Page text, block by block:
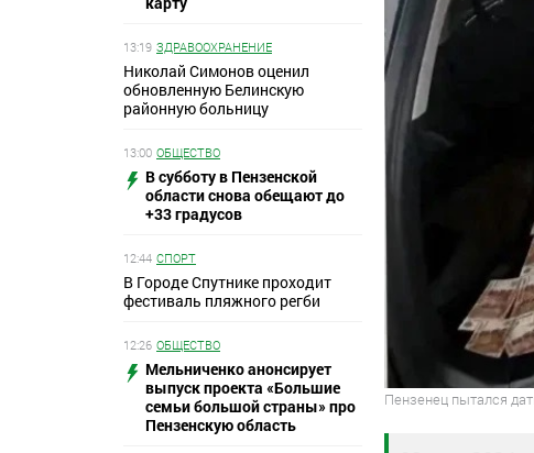
13:19 ЗДРАВООХРАНЕНИЕ
Николай Симонов оценил
обновленную Белинскую
районную больницу
13:00 ОБЩЕСТВО
В субботу в Пензенской
области снова обещают до
+33 градусов
12:44 СПОРТ
В Городе Спутнике проходит
фестиваль пляжного регби
12:26 ОБЩЕСТВО
Мельниченко анонсирует
выпуск проекта «Большие
семьи большой страны» про
Пензенскую область
Пензенец пытался